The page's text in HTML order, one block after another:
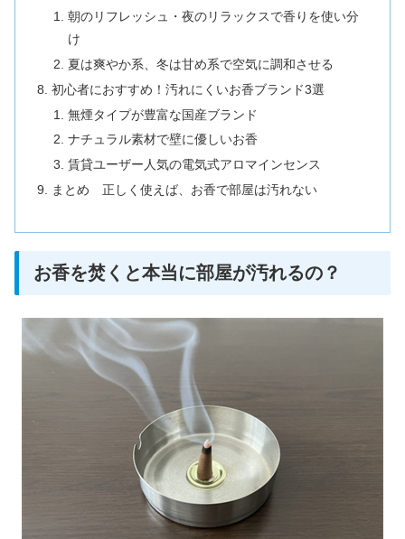
朝のリフレッシュ・夜のリラックスで香りを使い分
け
夏は爽やか系、冬は甘め系で空気に調和させる
初心者におすすめ！汚れにくいお香ブランド3選
無煙タイプが豊富な国産ブランド
ナチュラル素材で壁に優しいお香
賃貸ユーザー人気の電気式アロマインセンス
まとめ 正しく使えば、お香で部屋は汚れない
お香を焚くと本当に部屋が汚れるの？